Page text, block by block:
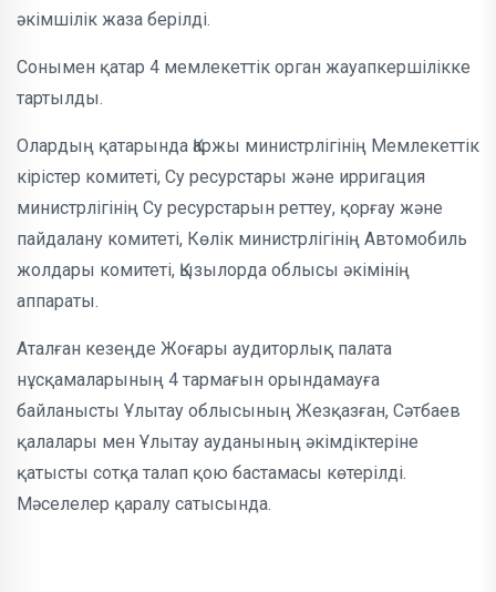
әкімшілік жаза берілді.
Сонымен қатар 4 мемлекеттік орган жауапкершілікке
тартылды.
Олардың қатарында Қаржы министрлігінің Мемлекеттік
кірістер комитеті, Су ресурстары және ирригация
министрлігінің Су ресурстарын реттеу, қорғау және
пайдалану комитеті, Көлік министрлігінің Автомобиль
жолдары комитеті, Қызылорда облысы әкімінің
аппараты.
Аталған кезеңде Жоғары аудиторлық палата
нұсқамаларының 4 тармағын орындамауға
байланысты Ұлытау облысының Жезқазған, Сәтбаев
қалалары мен Ұлытау ауданының әкімдіктеріне
қатысты сотқа талап қою бастамасы көтерілді.
Мәселелер қаралу сатысында.